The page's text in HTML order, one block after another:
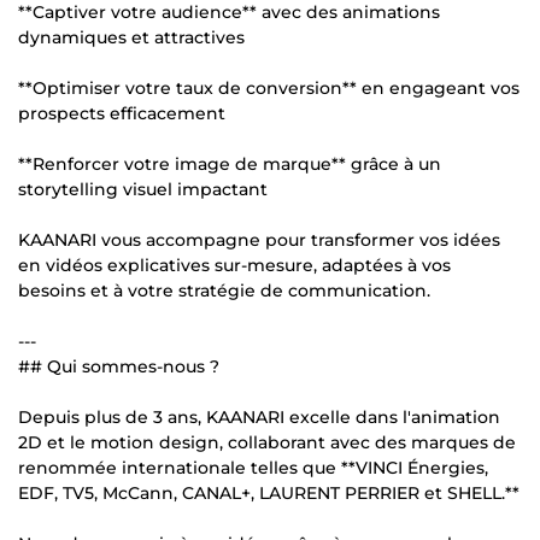
**Captiver votre audience** avec des animations
dynamiques et attractives
**Optimiser votre taux de conversion** en engageant vos
prospects efficacement
**Renforcer votre image de marque** grâce à un
storytelling visuel impactant
KAANARI vous accompagne pour transformer vos idées
en vidéos explicatives sur-mesure, adaptées à vos
besoins et à votre stratégie de communication.
---
## Qui sommes-nous ?
Depuis plus de 3 ans, KAANARI excelle dans l'animation
2D et le motion design, collaborant avec des marques de
renommée internationale telles que **VINCI Énergies,
EDF, TV5, McCann, CANAL+, LAURENT PERRIER et SHELL.**